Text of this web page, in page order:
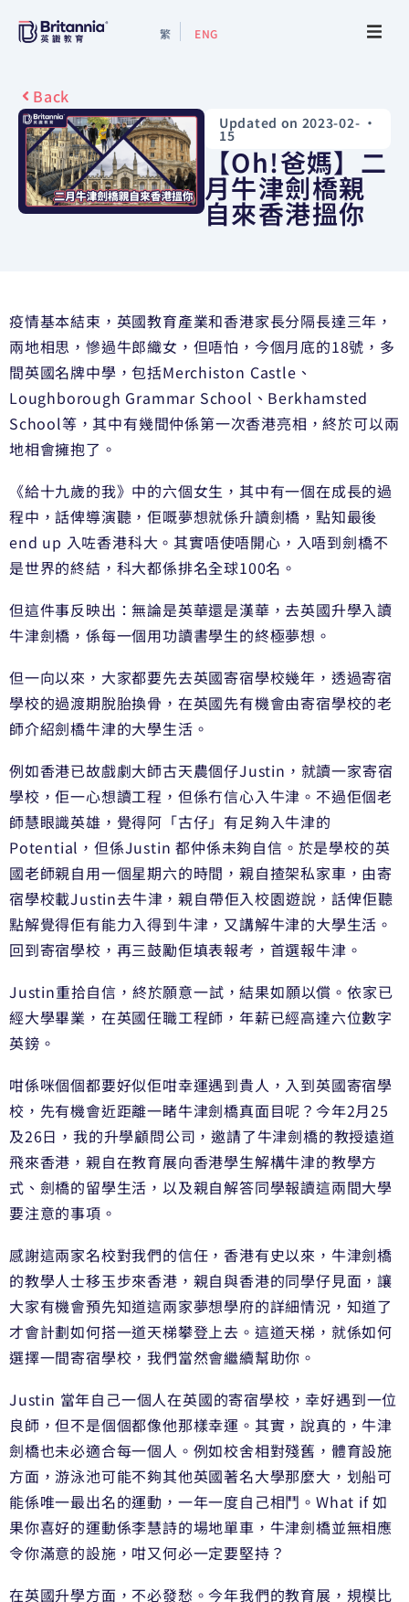
繁 ENG
Events
Study Guide
Study Info
Contact Us
Back
Updated on 2023-02-
15
•
【Oh!爸媽】二
月牛津劍橋親
自來香港搵你
疫情基本結束，英國教育產業和香港家長分隔長達三年，
兩地相思，慘過牛郎織女，但唔怕，今個月底的18號，多
間英國名牌中學，包括Merchiston Castle、
Loughborough Grammar School、Berkhamsted
School等，其中有幾間仲係第一次香港亮相，終於可以兩
地相會擁抱了。
《給十九歲的我》中的六個女生，其中有一個在成長的過
程中，話俾導演聽，佢嘅夢想就係升讀劍橋，點知最後
end up 入咗香港科大。其實唔使唔開心，入唔到劍橋不
是世界的終結，科大都係排名全球100名。
但這件事反映出：無論是英華還是漢華，去英國升學入讀
牛津劍橋，係每一個用功讀書學生的終極夢想。
但一向以來，大家都要先去英國寄宿學校幾年，透過寄宿
學校的過渡期脫胎換骨，在英國先有機會由寄宿學校的老
師介紹劍橋牛津的大學生活。
例如香港已故戲劇大師古天農個仔Justin，就讀一家寄宿
學校，佢一心想讀工程，但係冇信心入牛津。不過佢個老
師慧眼識英雄，覺得阿「古仔」有足夠入牛津的
Potential，但係Justin 都仲係未夠自信。於是學校的英
國老師親自用一個星期六的時間，親自揸架私家車，由寄
宿學校載Justin去牛津，親自帶佢入校園遊說，話俾佢聽
點解覺得佢有能力入得到牛津，又講解牛津的大學生活。
回到寄宿學校，再三鼓勵佢填表報考，首選報牛津。
Justin重拾自信，終於願意一試，結果如願以償。依家已
經大學畢業，在英國任職工程師，年薪已經高達六位數字
英鎊。
咁係咪個個都要好似佢咁幸運遇到貴人，入到英國寄宿學
校，先有機會近距離一睹牛津劍橋真面目呢？今年2月25
及26日，我的升學顧問公司，邀請了牛津劍橋的教授遠道
飛來香港，親自在教育展向香港學生解構牛津的教學方
式、劍橋的留學生活，以及親自解答同學報讀這兩間大學
要注意的事項。
感謝這兩家名校對我們的信任，香港有史以來，牛津劍橋
的教學人士移玉步來香港，親自與香港的同學仔見面，讓
大家有機會預先知道這兩家夢想學府的詳細情況，知道了
才會計劃如何搭一道天梯攀登上去。這道天梯，就係如何
選擇一間寄宿學校，我們當然會繼續幫助你。
Justin 當年自己一個人在英國的寄宿學校，幸好遇到一位
良師，但不是個個都像他那樣幸運。其實，說真的，牛津
劍橋也未必適合每一個人。例如校舍相對殘舊，體育設施
方面，游泳池可能不夠其他英國著名大學那麼大，划船可
能係唯一最出名的運動，一年一度自己相鬥。What if 如
果你喜好的運動係李慧詩的場地單車，牛津劍橋並無相應
令你滿意的設施，咁又何必一定要堅持？
在英國升學方面，不必發愁。今年我們的教育展，規模比